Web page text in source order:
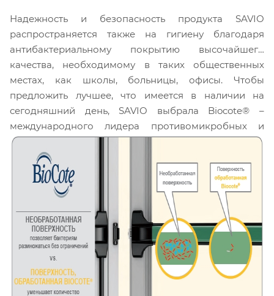
Надежность и безопасность продукта SAVIO
распространяется также на гигиену благодаря
антибактериальному покрытию высочайшего
качества, необходимому в таких общественных
местах, как школы, больницы, офисы. Чтобы
предложить лучшее, что имеется в наличии на
сегодняшний день, SAVIO выбрала Biocote® –
международного лидера противомикробных и
антибактериальных технологий.